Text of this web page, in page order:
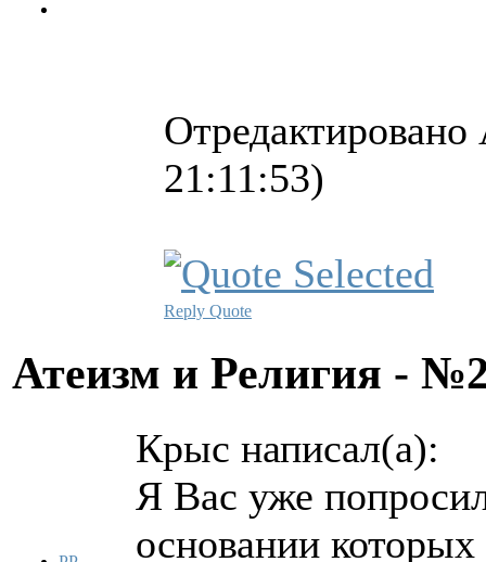
21:11:53)
Reply Quote
Атеизм и Религия -
Крыс написал(а):
Я Вас уже
основании